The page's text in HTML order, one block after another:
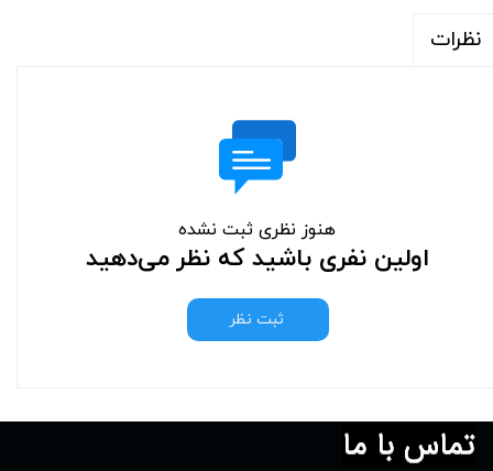
نظرات
هنوز نظری ثبت نشده
اولین نفری باشید که نظر می‌دهید
ثبت نظر
تماس با ما